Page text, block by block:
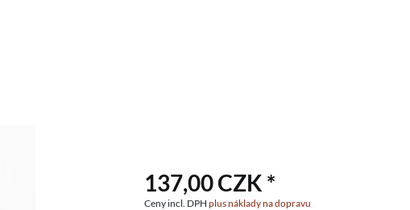
137,00 CZK *
Ceny incl. DPHplus náklady na dopravu